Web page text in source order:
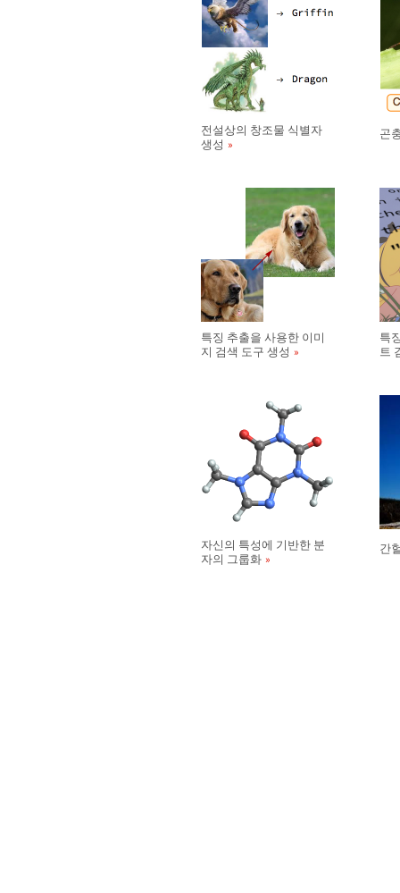
전설상의 창조물 식별자
생성
곤
특징 추출을 사용한 이미
지 검색 도구 생성
특
트
자신의 특성에 기반한 분
자의 그룹화
간